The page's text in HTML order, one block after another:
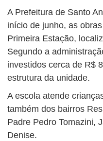
A Prefeitura de Santo
início de junho, as
Primeira Estação,
Segundo a
investidos cerca de R$
estrutura da unidade.
A escola atende
também dos bairros
Padre Pedro Tomazini,
Denise.